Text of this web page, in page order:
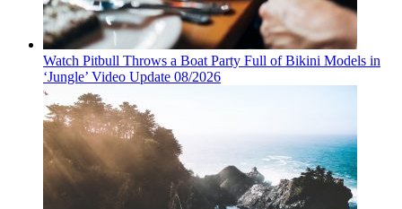
Watch Pitbull Throws a Boat Party Full of Bikini Models in
‘Jungle’ Video Update 08/2026